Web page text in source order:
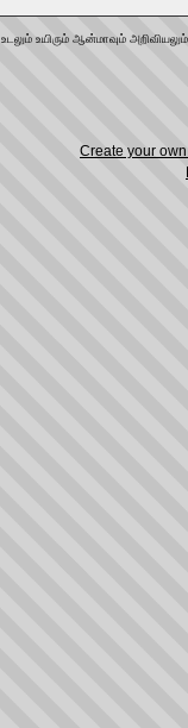
உடலும் உயிரும் ஆன்மாவும்
Create your